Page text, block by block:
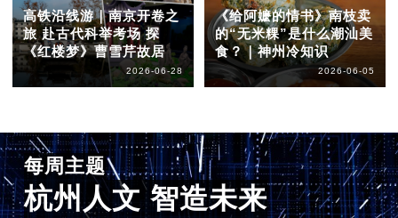
高铁沿线游｜南京开卷之
旅 赴古代科举考场 探
《红楼梦》曹雪芹故居
2026-06-28
《给阿嬷的情书》南枝卖
的“无米粿”是什么潮汕美
食？｜神州冷知识
2026-06-05
每周主题
杭州人文 智造未来